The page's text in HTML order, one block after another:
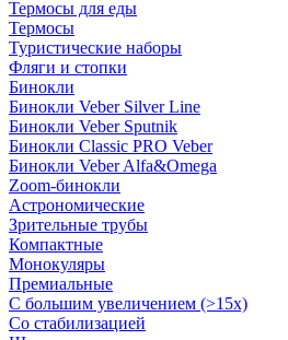
Термосы для еды
Термосы
Туристические наборы
Фляги и стопки
Бинокли
Бинокли Veber Silver Line
Бинокли Veber Sputnik
Бинокли Classic PRO Veber
Бинокли Veber Alfa&Omega
Zoom-бинокли
Астрономические
Зрительные трубы
Компактные
Монокуляры
Премиальные
С большим увеличением (>15x)
Со стабилизацией